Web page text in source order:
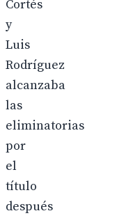
Cortés
y
Luis
Rodríguez
alcanzaba
las
eliminatorias
por
el
título
después